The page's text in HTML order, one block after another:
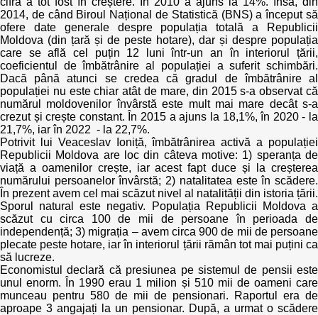
Moldova
Democrația, independența și transparența instituțiilor
publice-cheie din Moldova
Achiziții publice
Achizițiile publice în vizorul societății civile
2014, de când Biroul Național de Statistică (BNS) a început să
ofere date generale despre populația totală a Republicii
Moldova (din țară și de peste hotare), dar și despre populația
care se află cel puțin 12 luni într-un an în interiorul țării,
coeficientul de îmbătrânire al populației a suferit schimbări.
Dacă până atunci se credea că gradul de îmbătrânire al
populației nu este chiar atât de mare, din 2015 s-a observat că
numărul moldovenilor învârstă este mult mai mare decât s-a
crezut și crește constant. În 2015 a ajuns la 18,1%, în 2020 - la
21,7%, iar în 2022 - la 22,7%.
Potrivit lui Veaceslav Ioniță, îmbătrânirea activă a populației
Republicii Moldova are loc din câteva motive: 1) speranța de
viață a oamenilor crește, iar acest fapt duce și la creșterea
numărului persoanelor învârstă; 2) natalitatea este în scădere.
În prezent avem cel mai scăzut nivel al natalității din istoria țării.
Sporul natural este negativ. Populația Republicii Moldova a
scăzut cu circa 100 de mii de persoane în perioada de
independență; 3) migrația – avem circa 900 de mii de persoane
plecate peste hotare, iar în interiorul țării rămân tot mai puțini ca
să lucreze.
Economistul declară că presiunea pe sistemul de pensii este
unul enorm. În 1990 erau 1 milion și 510 mii de oameni care
munceau pentru 580 de mii de pensionari. Raportul era de
aproape 3 angajați la un pensionar. După, a urmat o scădere